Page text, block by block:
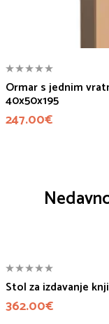
Ormar s jednim
40x50x195
247.00€
Stol za izdavanje
362.00€